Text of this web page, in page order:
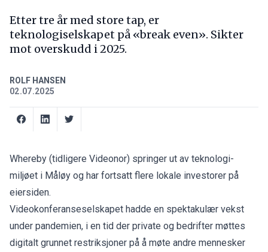
Etter tre år med store tap, er
teknologiselskapet på «break even». Sikter
mot overskudd i 2025.
ROLF HANSEN
02.07.2025
Whereby (tidligere Videonor) springer ut av teknologi-
miljøet i Måløy og har fortsatt flere lokale investorer på
eiersiden.
Videokonferanseselskapet hadde en spektakulær vekst
under pandemien, i en tid der private og bedrifter møttes
digitalt grunnet restriksjoner på å møte andre mennesker